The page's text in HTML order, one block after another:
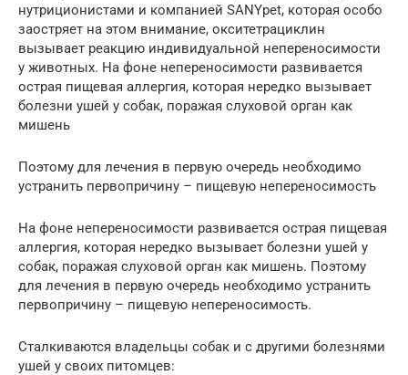
нутриционистами и компанией SANYpet, которая особо
заостряет на этом внимание, окситетрациклин
вызывает реакцию индивидуальной непереносимости
у животных. На фоне непереносимости развивается
острая пищевая аллергия, которая нередко вызывает
болезни ушей у собак, поражая слуховой орган как
мишень
Поэтому для лечения в первую очередь необходимо
устранить первопричину – пищевую непереносимость
На фоне непереносимости развивается острая пищевая
аллергия, которая нередко вызывает болезни ушей у
собак, поражая слуховой орган как мишень. Поэтому
для лечения в первую очередь необходимо устранить
первопричину – пищевую непереносимость.
Сталкиваются владельцы собак и с другими болезнями
ушей у своих питомцев: